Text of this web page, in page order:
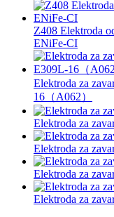
Z408 Elektroda
ENiFe-CI
Elektroda za
16（A062）
Elektroda za
Elektroda za
Elektroda za
Elektroda za